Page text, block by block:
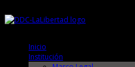
Inicio
Institución